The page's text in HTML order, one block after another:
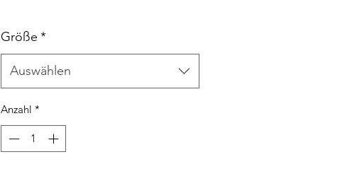
Größe *
Auswählen
Anzahl *